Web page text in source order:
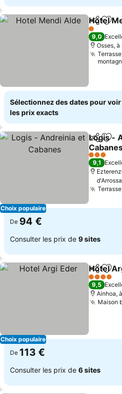
Partager
Hotel
1 Étoiles
9,0
Osses,
Sélectionnez des dates pour voir
les prix exacts
Choix populaire
Partager
Logis -
3 Étoiles
9,1
d'Arrossa
De 94 €
Consulter les prix de 9 sites
Choix populaire
Partager
Hotel
4 Étoiles
9,5
Ainhoa,
Maison
De 113 €
Consulter les prix de 6 sites